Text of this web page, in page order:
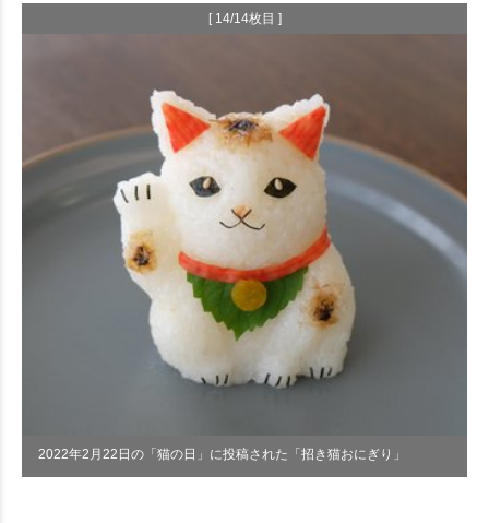
[ 14/14枚目 ]
2022年2月22日の「猫の日」に投稿された「招き猫おにぎり」